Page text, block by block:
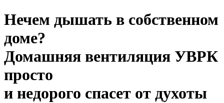
Нечем дышать в собственном
доме?
Домашняя вентиляция УВРК
просто
и недорого спасет от духоты